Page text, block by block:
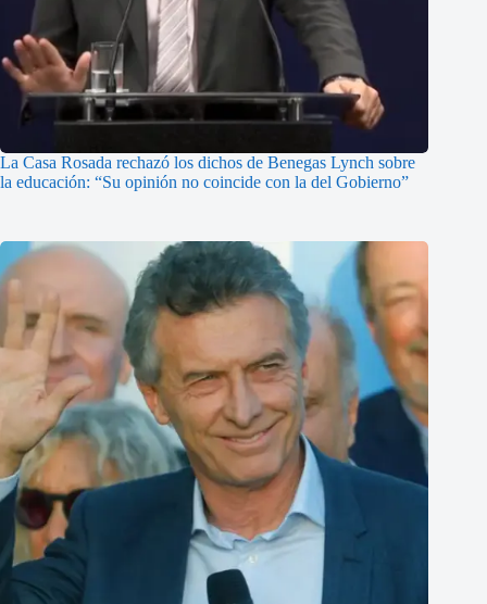
La Casa Rosada rechazó los dichos de Benegas Lynch sobre
la educación: “Su opinión no coincide con la del Gobierno”